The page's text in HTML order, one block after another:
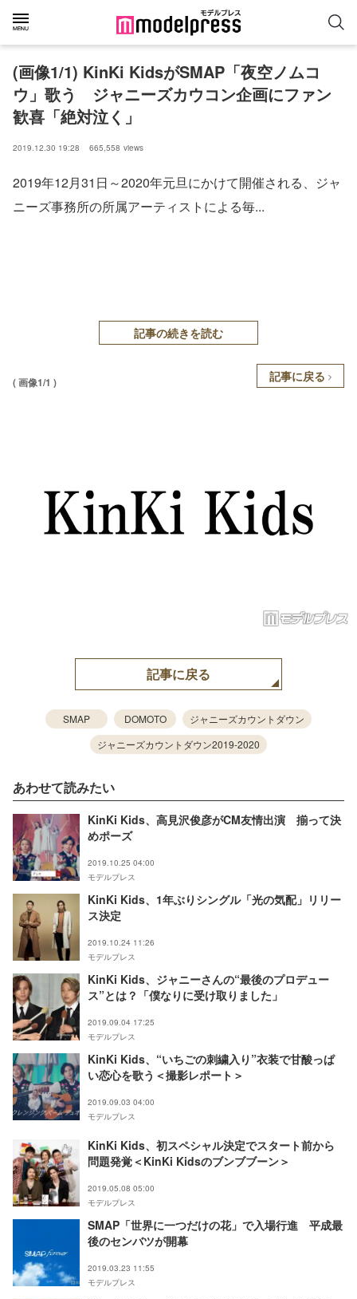
(画像1/1) KinKi KidsがSMAP「夜空ノムコ
ウ」歌う ジャニーズカウコン企画にファン
歓喜「絶対泣く」
2019.12.30 19:28 665,558 views
2019年12月31日～2020年元旦にかけて開催される、ジャ
ニーズ事務所の所属アーティストによる毎...
記事の続きを読む
( 画像1/1 ) 記事に戻る
記事に戻る
SMAP DOMOTO
ジャニーズカウントダウン
ジャニーズカウントダウン2019-2020
あわせて読みたい
KinKi Kids、高見沢俊彦がCM友情出演 揃って決
めポーズ
2019.10.25 04:00
モデルプレス
KinKi Kids、1年ぶりシングル「光の気配」リリー
ス決定
2019.10.24 11:26
モデルプレス
KinKi Kids、ジャニーさんの“最後のプロデュー
ス”とは？「僕なりに受け取りました」
2019.09.04 17:25
モデルプレス
KinKi Kids、“いちごの刺繍入り”衣装で甘酸っぱ
い恋心を歌う＜撮影レポート＞
2019.09.03 04:00
モデルプレス
KinKi Kids、初スペシャル決定でスタート前から
問題発覚＜KinKi Kidsのブンブブーン＞
2019.05.08 05:00
モデルプレス
SMAP「世界に一つだけの花」で入場行進 平成最
後のセンバツが開幕
2019.03.23 11:55
モデルプレス